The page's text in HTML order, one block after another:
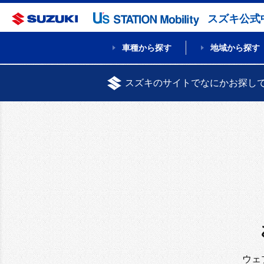
スズキ公式
車種から探す 地域から探す
スズキのサイトでなにかお探し
ウェ